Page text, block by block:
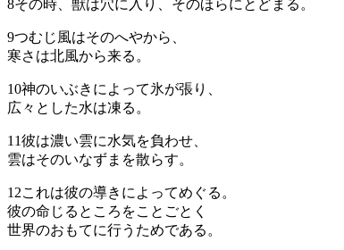
8その時、獣は穴に入り、そのほらにとどまる。
9つむじ風はそのへやから、
寒さは北風から来る。
10神のいぶきによって氷が張り、
広々とした水は凍る。
11彼は濃い雲に水気を負わせ、
雲はそのいなずまを散らす。
12これは彼の導きによってめぐる。
彼の命じるところをことごとく
世界のおもてに行うためである。